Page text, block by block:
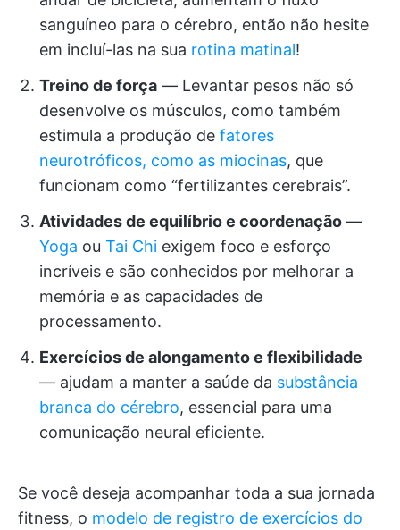
sanguíneo para o cérebro, então não hesite
em incluí-las na sua rotina matinal!
Treino de força — Levantar pesos não só
desenvolve os músculos, como também
estimula a produção de fatores
neurotróficos, como as miocinas, que
funcionam como “fertilizantes cerebrais”.
Atividades de equilíbrio e coordenação —
Yoga ou Tai Chi exigem foco e esforço
incríveis e são conhecidos por melhorar a
memória e as capacidades de
processamento.
Exercícios de alongamento e flexibilidade
— ajudam a manter a saúde da substância
branca do cérebro, essencial para uma
comunicação neural eficiente.
Se você deseja acompanhar toda a sua jornada
fitness, o modelo de registro de exercícios do